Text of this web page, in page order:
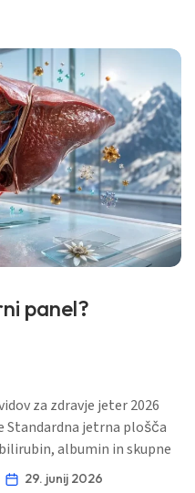
panel?
za zdravje jeter 2026
Standardna jetrna plošča
albumin in skupne
GGT, neposredni
29. junij 2026